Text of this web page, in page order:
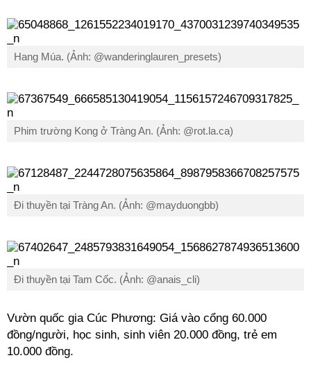
Hang Múa. (Ảnh: @wanderinglauren_presets)
Phim trường Kong ở Tràng An. (Ảnh: @rot.la.ca)
Đi thuyền tại Tràng An. (Ảnh: @mayduongbb)
Đi thuyền tại Tam Cốc. (Ảnh: @anais_cli)
Vườn quốc gia Cúc Phương: Giá vào cổng 60.000
đồng/người, học sinh, sinh viên 20.000 đồng, trẻ em
10.000 đồng.